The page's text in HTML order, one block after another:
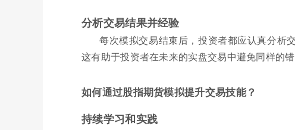
分析交易结果并经验
每次模拟交易结束后，投资者都应认真分析
这有助于投资者在未来的实盘交易中避免同样的错
如何通过股指期货模拟提升交易技能？
持续学习和实践